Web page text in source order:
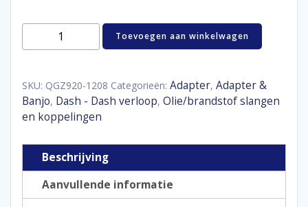
Aluminum
adaptor
male
D12
-
O-
Toevoegen aan winkelwagen
SKU: QGZ920-1208 Categorieën: Adapter, Adapter &
Banjo, Dash - Dash verloop, Olie/brandstof slangen
en koppelingen
Beschrijving
Aanvullende informatie